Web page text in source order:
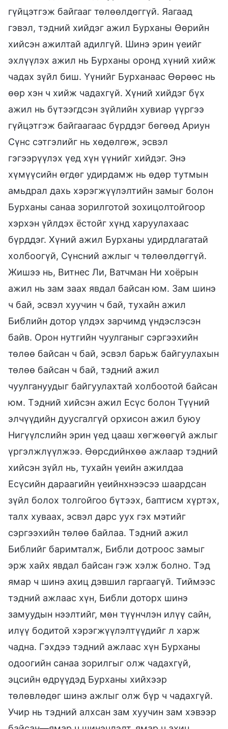
гүйцэтгэж байгааг төлөөлдөггүй. Яагаад
гэвэл, тэдний хийдэг ажил Бурханы Өөрийн
хийсэн ажилтай адилгүй. Шинэ эрин үеийг
эхлүүлэх ажил нь Бурханы оронд хүний хийж
чадах зүйл биш. Үүнийг Бурханаас Өөрөөс нь
өөр хэн ч хийж чадахгүй. Хүний хийдэг бүх
ажил нь бүтээгдсэн зүйлийн хувиар үүргээ
гүйцэтгэж байгаагаас бүрддэг бөгөөд Ариун
Сүнс сэтгэлийг нь хөдөлгөж, эсвэл
гэгээрүүлэх үед хүн үүнийг хийдэг. Энэ
хүмүүсийн өгдөг удирдамж нь өдөр тутмын
амьдрал дахь хэрэгжүүлэлтийн замыг болон
Бурханы санаа зорилготой зохицолтойгоор
хэрхэн үйлдэх ёстойг хүнд харуулахаас
бүрддэг. Хүний ажил Бурханы удирдлагатай
холбоогүй, Сүнсний ажлыг ч төлөөлдөггүй.
Жишээ нь, Витнес Ли, Ватчман Ни хоёрын
ажил нь зам заах явдал байсан юм. Зам шинэ
ч бай, эсвэл хуучин ч бай, тухайн ажил
Библийн дотор үлдэх зарчимд үндэслэсэн
байв. Орон нутгийн чуулганыг сэргээхийн
төлөө байсан ч бай, эсвэл барьж байгуулахын
төлөө байсан ч бай, тэдний ажил
чуулгануудыг байгуулахтай холбоотой байсан
юм. Тэдний хийсэн ажил Есүс болон Түүний
элчүүдийн дуусгалгүй орхисон ажил буюу
Нигүүлслийн эрин үед цааш хөгжөөгүй ажлыг
үргэлжлүүлжээ. Өөрсдийнхөө ажлаар тэдний
хийсэн зүйл нь, тухайн үеийн ажилдаа
Есүсийн дараагийн үеийнхнээсээ шаардсан
зүйл болох толгойгоо бүтээх, баптисм хүртэх,
талх хуваах, эсвэл дарс уух гэх мэтийг
сэргээхийн төлөө байлаа. Тэдний ажил
Библийг баримталж, Библи дотроос замыг
эрж хайх явдал байсан гэж хэлж болно. Тэд
ямар ч шинэ ахиц дэвшил гаргаагүй. Тиймээс
тэдний ажлаас хүн, Библи доторх шинэ
замуудын нээлтийг, мөн түүнчлэн илүү сайн,
илүү бодитой хэрэгжүүлэлтүүдийг л харж
чадна. Гэхдээ тэдний ажлаас хүн Бурханы
одоогийн санаа зорилгыг олж чадахгүй,
эцсийн өдрүүдэд Бурханы хийхээр
төлөвлөдөг шинэ ажлыг олж бүр ч чадахгүй.
Учир нь тэдний алхсан зам хуучин зам хэвээр